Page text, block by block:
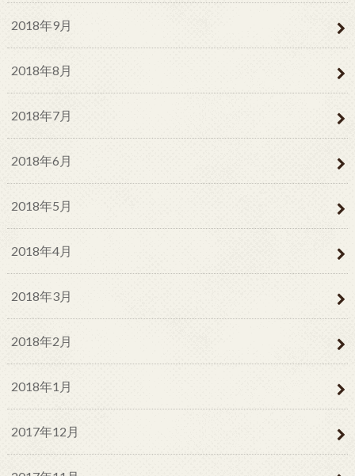
2018年9月
2018年8月
2018年7月
2018年6月
2018年5月
2018年4月
2018年3月
2018年2月
2018年1月
2017年12月